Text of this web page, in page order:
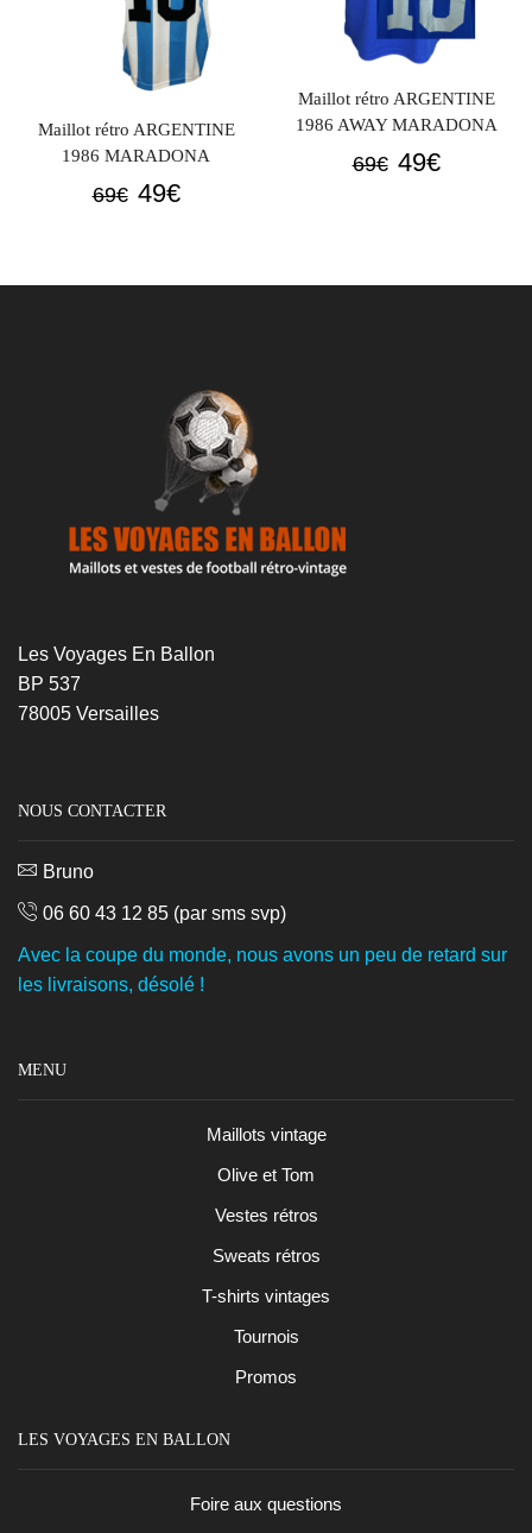
Maillot rétro ARGENTINE
1986 MARADONA
69€ Le
était :
49€Le
est :
Maillot rétro ARGENTINE
1986 AWAY MARADONA
69€ Le
69€.
49€Le
49€.
Les Voyages En Ballon
BP 537
78005 Versailles
NOUS CONTACTER
Bruno
06 60 43 12 85 (par sms svp)
Avec la coupe du monde, nous avons un peu de retard sur
les livraisons, désolé !
MENU
Maillots vintage
Olive et Tom
Vestes rétros
Sweats rétros
T-shirts vintages
Tournois
Promos
LES VOYAGES EN BALLON
Foire aux questions